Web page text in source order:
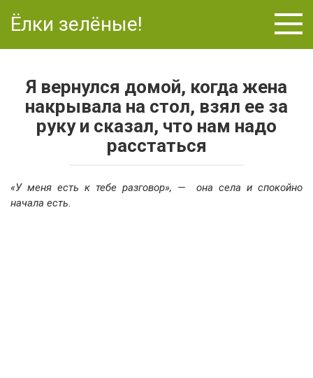
Ёлки зелёные!
Я вернулся домой, когда жена
накрывала на стол, взял ее за
руку и сказал, что нам надо
расстаться
«У меня есть к тебе разговор», — она села и спокойно
начала есть.